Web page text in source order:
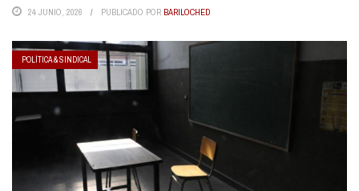
24 JUNIO, 2026 PUBLICADO POR BARILOCHED
POLÍTICA & SINDICAL